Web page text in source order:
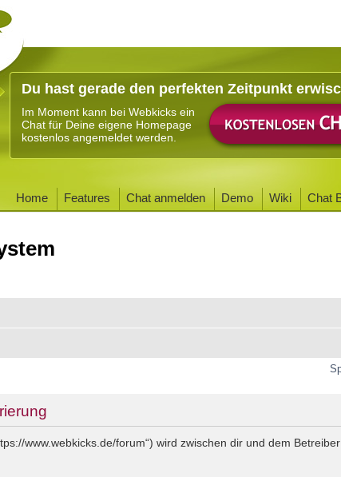
Du hast gerade den perfekten Zeitpunkt
Im Moment kann bei Webkicks ein
Chat für Deine eigene Homepage
kostenlos angemeldet werden.
Home Features Chat anmelden Demo Wiki Chat
www.webkicks.de/forum“) wird zwischen dir und dem